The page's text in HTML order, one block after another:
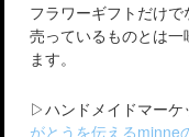
フラワーギフトだけ
売っているものとは
ます。
▷ハンドメイドマー
がとうを伝えるminne